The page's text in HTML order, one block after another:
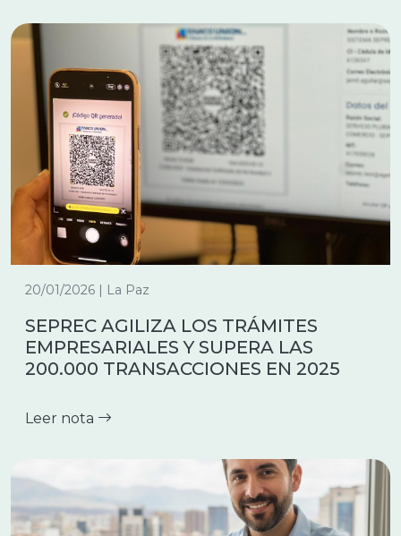
20/01/2026 | La Paz
SEPREC AGILIZA LOS TRÁMITES
EMPRESARIALES Y SUPERA LAS
200.000 TRANSACCIONES EN 2025
Leer nota